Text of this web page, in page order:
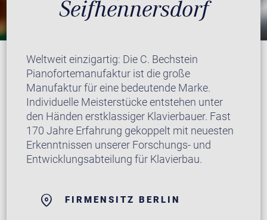
Seifhennersdorf
Weltweit einzigartig: Die C. Bechstein
Pianofortemanufaktur ist die große
Manufaktur für eine bedeutende Marke.
Individuelle Meisterstücke entstehen unter
den Händen erstklassiger Klavierbauer. Fast
170 Jahre Erfahrung gekoppelt mit neuesten
Erkenntnissen unserer Forschungs- und
Entwicklungsabteilung für Klavierbau.
FIRMENSITZ BERLIN